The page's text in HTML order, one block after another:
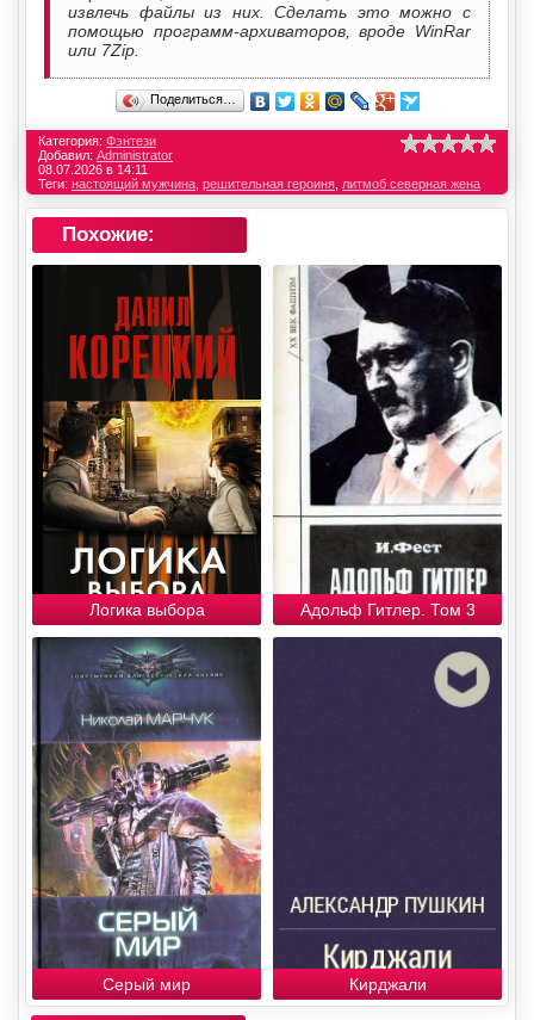
извлечь файлы из них. Сделать это можно с
помощью программ-архиваторов, вроде WinRar
или 7Zip.
Поделиться…
Категория: Фэнтези
Добавил: Administrator
08.07.2026 в 14:11
Теги: настоящий мужчина решительная героиня литмоб северная жена
Похожие:
Логика выбора Адольф Гитлер. Том 3
Серый мир Кирджали